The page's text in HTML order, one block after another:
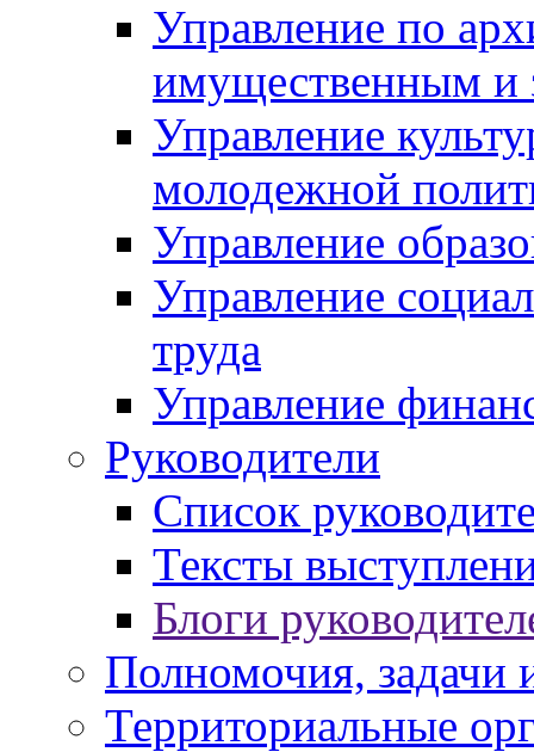
Управление по
имущественным и
Управление
молодежной
Управление
Управление
труда
Управление
Руководители
Список
Тексты
Блоги
Полномочия, задачи
Территориальные